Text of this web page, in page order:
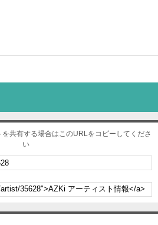
共有する場合はこのURLをコピーしてくださ
い